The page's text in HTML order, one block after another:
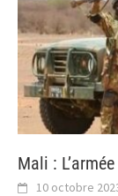
Mali :
10 octobre